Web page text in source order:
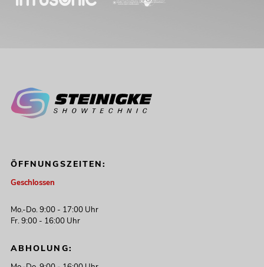
ÖFFNUNGSZEITEN:
Geschlossen
Mo.-Do. 9:00 - 17:00 Uhr
Fr. 9:00 - 16:00 Uhr
ABHOLUNG: